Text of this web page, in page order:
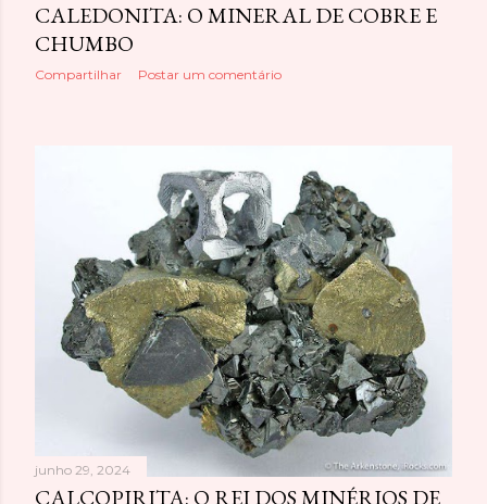
CALEDONITA: O MINERAL DE COBRE E
CHUMBO
Compartilhar Postar um comentário
junho 29, 2024
CALCOPIRITA: O REI DOS MINÉRIOS DE